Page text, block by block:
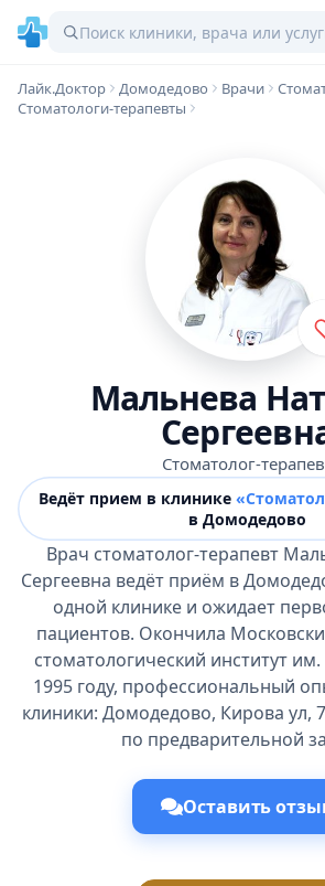
Лайк.Доктор Домодедово Врачи
Стоматологи-терапевты
Мальнева
Стоматолог-
Ведёт прием в клинике
в Домодедово
Врач стоматолог-терапевт
Сергеевна ведёт приём в
одной клинике и ожидает
пациентов. Окончила
стоматологический институт
1995 году, профессиональный
клиники: Домодедово, Кирова ул,
по предварительной
Оставить